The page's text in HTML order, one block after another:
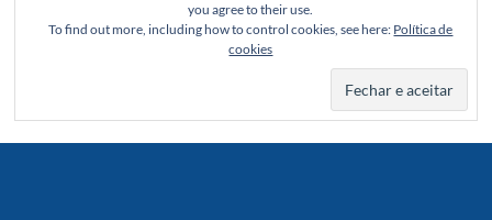
you agree to their use.
To find out more, including how to control cookies, see here: Política de
cookies